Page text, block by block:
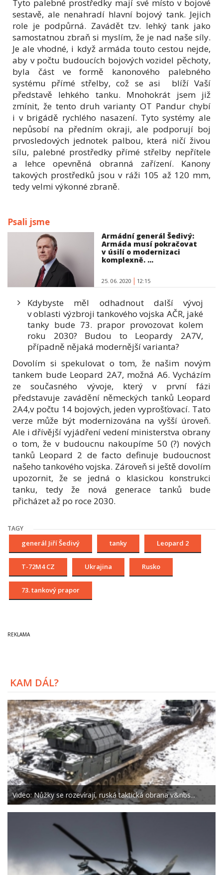
Tyto palebné prostředky mají své místo v bojové
sestavě, ale nenahradí hlavní bojový tank. Jejich
role je podpůrná. Zavádět tzv. lehký tank jako
samostatnou zbraň si myslím, že je nad naše síly.
Je ale vhodné, i když armáda touto cestou nejde,
aby v počtu budoucích bojových vozidel pěchoty,
byla část ve formě kanonového palebného
systému přímé střelby, což se asi blíží Vaší
představě lehkého tanku. Mnohokrát jsem již
zmínit, že tento druh varianty OT Pandur chybí
i v brigádě rychlého nasazení. Tyto systémy ale
nepůsobí na předním okraji, ale podporují boj
prvosledových jednotek palbou, která ničí živou
sílu, palebné prostředky přímé střelby nepřítele
a lehce opevněná obranná zařízení. Kanony
takových prostředků jsou v ráži 105 až 120 mm,
tedy velmi výkonné zbraně.
Psali jsme
Armádní generál Šedivý:
Armáda musí pokračovat
v úsilí o modernizaci
komplexně. ...
25. 06. 2020 12:15
Kdybyste měl odhadnout další vývoj
v oblasti výzbroji tankového vojska AČR, jaké
tanky bude 73. prapor provozovat kolem
roku 2030? Budou to Leopardy 2A7V,
případně nějaká modernější varianta?
Dovolím si spekulovat o tom, že našim novým
tankem bude Leopard 2A7, možná A6. Vycházím
ze současného vývoje, který v první fázi
představuje zavádění německých tanků Leopard
2A4,v počtu 14 bojových, jeden vyprošťovací. Tato
verze může být modernizována na vyšší úroveň.
Ale i dřívější vyjádření vedení ministerstva obrany
o tom, že v budoucnu nakoupíme 50 (?) nových
tanků Leopard 2 de facto definuje budoucnost
našeho tankového vojska. Zároveň si ještě dovolím
upozornit, že se jedná o klasickou konstrukci
tanku, tedy že nová generace tanků bude
přicházet až po roce 2030.
TAGY
generál Jiří Šedivý tanky Leopard 2
T-72M4 CZ Ukrajina Rusko
73. tankový prapor
KAM DÁL?
Video: Nůžky se rozevírají, ruská taktická obrana v&nbs...